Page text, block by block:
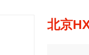
北京